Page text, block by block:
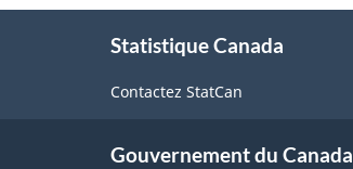
Statistique Canada
Contactez StatCan
Gouvernement du Canada